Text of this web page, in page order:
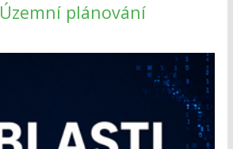
Územní plánování